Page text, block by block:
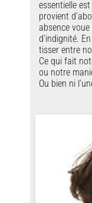
essentielle
provient
absence
d’indignité.
tisser entre
Ce qui fait
ou notre
Ou bien ni